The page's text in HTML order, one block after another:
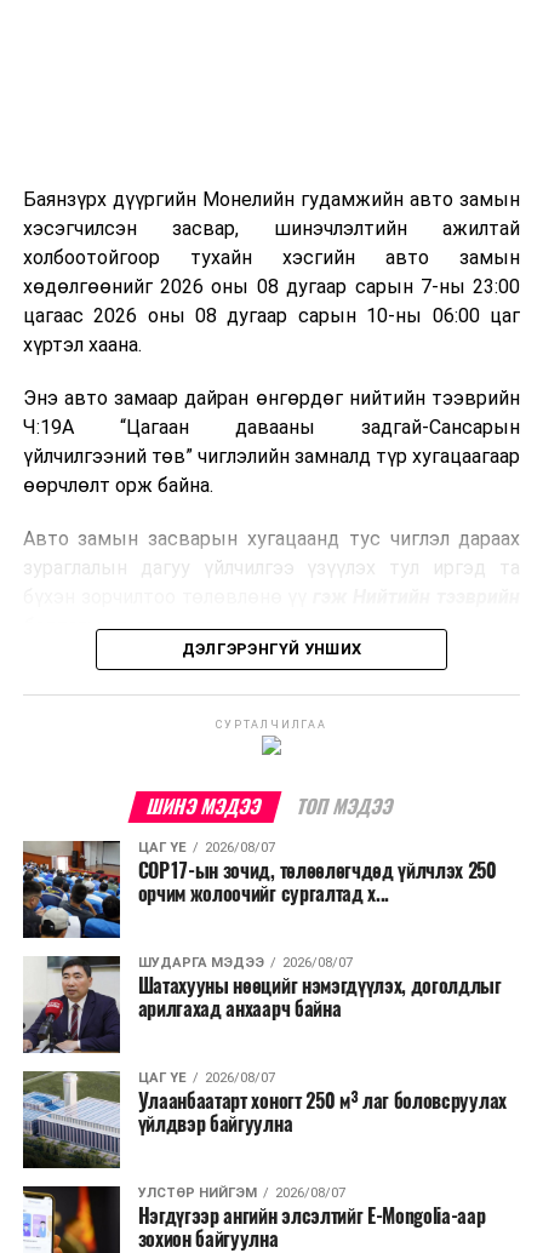
болон дулааны эрчим хүч үйлдвэрлэхэд ашиглаж
болдог. Зарим технологийн хувьд шаталтын дараа
үлдэх үнснээс фосфор зэрэг ашигт эрдсийг сэргээн
авах боломжтой аж.
Япон, Герман, Швейцар, Нидерланд, Өмнөд Солонгос
зэрэг улс лаг хатаах, шатаах технологийг ашиглаж
байна. Тухайлбал, Германд лаг шатаах үйлдвэрээс
гарсан үнснээс фосфор сэргээн авах технологи
ашигладаг бол Нидерландад төвлөрсөн лаг
боловсруулах үйлдвэрүүдээр дулаан, цахилгаан
Ийнхүү лаг хатаах, шатаах технологийг лагийн
улсад өргөн ашиглаж байна.
Баянзүрх дүүргийн Монелийн гудамжийн авто замын
хэсэгчилсэн засвар, шинэчлэлтийн ажилтай
холбоотойгоор тухайн хэсгийн авто замын
хөдөлгөөнийг 2026 оны 08 дугаар сарын 7-ны 23:00
цагаас 2026 оны 08 дугаар сарын 10-ны 06:00 цаг
хүртэл хаана.
Энэ авто замаар дайран өнгөрдөг нийтийн тээврийн
Ч:19А “Цагаан давааны задгай-Сансарын
үйлчилгээний төв” чиглэлийн замналд түр хугацаагаар
өөрчлөлт орж байна.
Авто замын засварын хугацаанд тус чиглэл дараах
зураглалын дагуу үйлчилгээ үзүүлэх тул иргэд та
бодлогын газраас мэдээллээ.
ДЭЛГЭРЭНГҮЙ УНШИХ
СУРТАЛЧИЛГАА
ШИНЭ МЭДЭЭ ТОП МЭДЭЭ
ЦАГ ҮЕ 2026/08/07
COP17-ын зочид, төлөөлөгчдөд үйлчлэх 250
орчим жолоочийг сургалтад х...
ШУДАРГА МЭДЭЭ 2026/08/07
Шатахууны нөөцийг нэмэгдүүлэх, доголдлыг
арилгахад анхаарч байна
ЦАГ ҮЕ 2026/08/07
Улаанбаатарт хоногт 250 м³ лаг боловсруулах
үйлдвэр байгуулна
УЛСТӨР НИЙГЭМ 2026/08/07
Нэгдүгээр ангийн элсэлтийг E-Mongolia-аар
зохион байгуулна